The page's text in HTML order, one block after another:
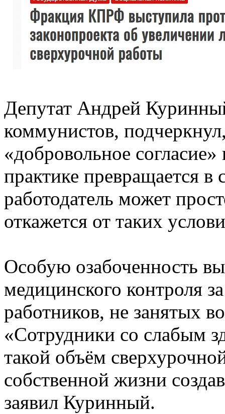
Депутат Андрей
коммунистов,
«добровольное
практике превращается
работодатель может
откажется от таких
Особую озабоченность
медицинского контроля
работников, не занятых
«Сотрудники со слабым
такой объём
собственной жизни
заявил Куринный.